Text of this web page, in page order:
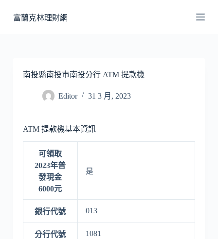
至
富蘭克林理財網
南投縣南投市南投分行 ATM 提款機
Editor 31 3 月, 2023
ATM 提款機基本資訊
可領取
2023年普
發現金
6000元
是
銀行代號 013
分行代號 1081